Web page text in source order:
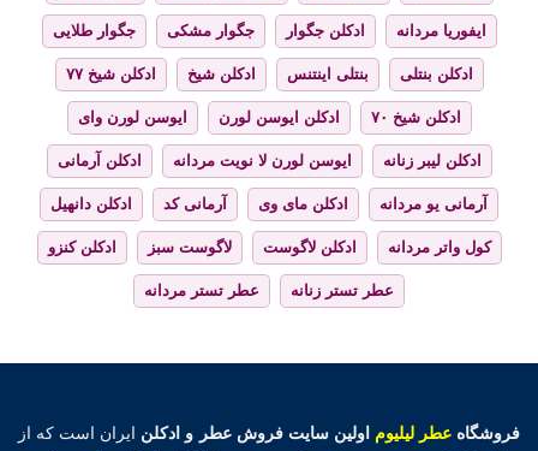
ایفوریا مردانه ادکلن جگوار جگوار مشکی جگوار طلایی
ادکلن بنتلی بنتلی اینتنس ادکلن شیخ ادکلن شیخ ۷۷
ادکلن شیخ ۷۰ ادکلن ایوسن لورن ایوسن لورن وای
ادکلن لیبر زنانه ایوسن لورن لا نویت مردانه ادکلن آرمانی
آرمانی یو مردانه ادکلن مای وی آرمانی کد ادکلن دانهیل
کول واتر مردانه ادکلن لاگوست لاگوست سبز ادکلن کنزو
عطر تستر زنانه عطر تستر مردانه
فروشگاهعطر لیلیوم اولین سایت فروش عطر و ادکلن ایران است که از